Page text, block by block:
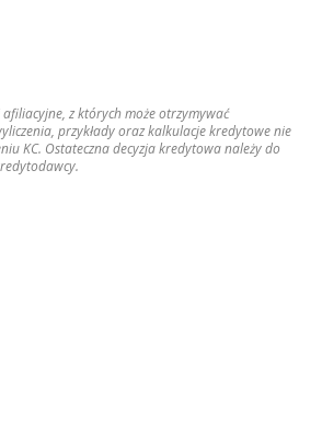
z których może otrzymywać
przykłady oraz kalkulacje kredytowe nie
KC. Ostateczna decyzja kredytowa należy do